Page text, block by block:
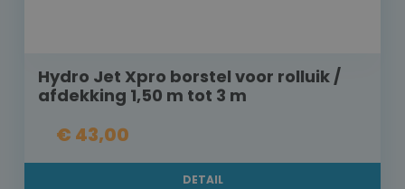
Hydro Jet Xpro borstel voor rolluik /
afdekking 1,50 m tot 3 m
€ 43,00
DETAIL